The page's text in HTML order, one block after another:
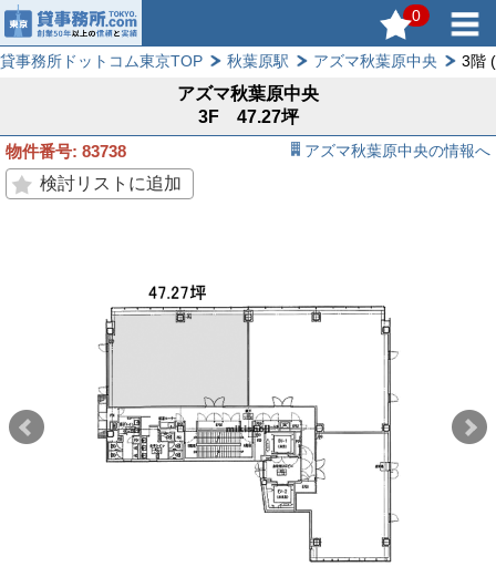
0
貸事務所ドットコム東京TOP 秋葉原駅 アズマ秋葉原中央 3階
アズマ秋葉原中央
3F 47.27坪
物件番号: 83738
アズマ秋葉原中央の情報へ
検討リストに追加